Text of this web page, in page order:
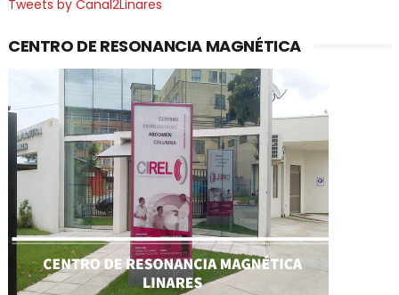
Tweets by Canal2Linares
CENTRO DE RESONANCIA MAGNÉTICA